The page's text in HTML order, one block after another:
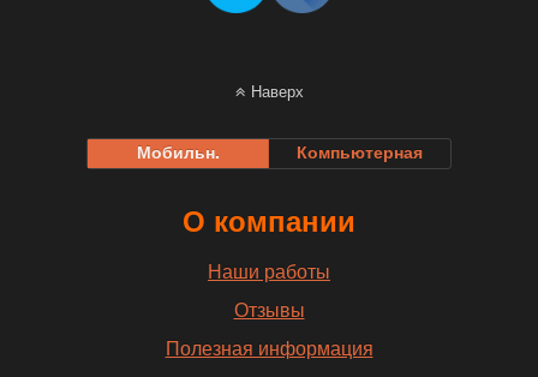
Наверх
Мобильн. Компьютерная
О компании
Наши работы
Отзывы
Полезная информация